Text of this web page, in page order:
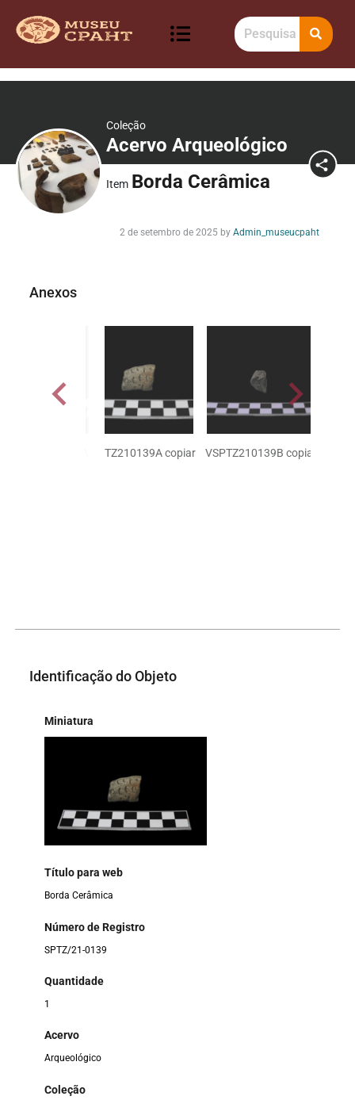
Coleção
Acervo Arqueológico
Item Borda Cerâmica
2 de setembro de 2025 by Admin_museucpaht
Anexos
VSPTZ210139A copiar VSPTZ210139B copiar
Identificação do Objeto
Miniatura
Título para web
Borda Cerâmica
Número de Registro
SPTZ/21-0139
Quantidade
1
Acervo
Arqueológico
Coleção